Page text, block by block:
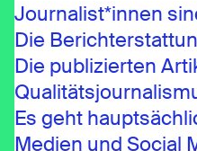
Journalist*innen
Die
Die publizierten
Es geht
Medien und Social